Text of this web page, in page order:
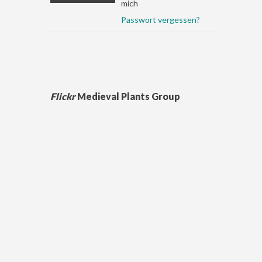
mich
Passwort vergessen?
FlickrMedieval Plants Group